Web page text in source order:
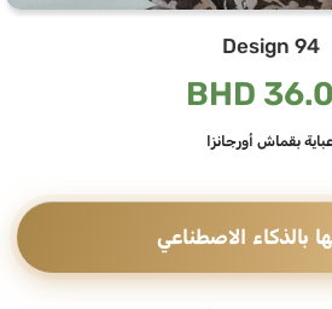
Design 94
BHD
بقماش أورجانزا
بالذكاء الاصطناعي